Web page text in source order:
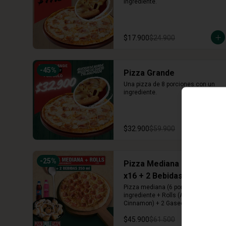
ingrediente.
$17.900$24.900
-45% Pizza Grande
Una pizza de 8 porciones con un
ingrediente.
$32.900$59.900
-25%
Pizza Mediana + Rolls
x16 + 2 Bebidas 250 ml
Pizza mediana (6 porciones) 1
ingrediente + Rolls (Arequipe o
Cinnamon) + 2 Gaseosas 250 ml
$45.900$61.500